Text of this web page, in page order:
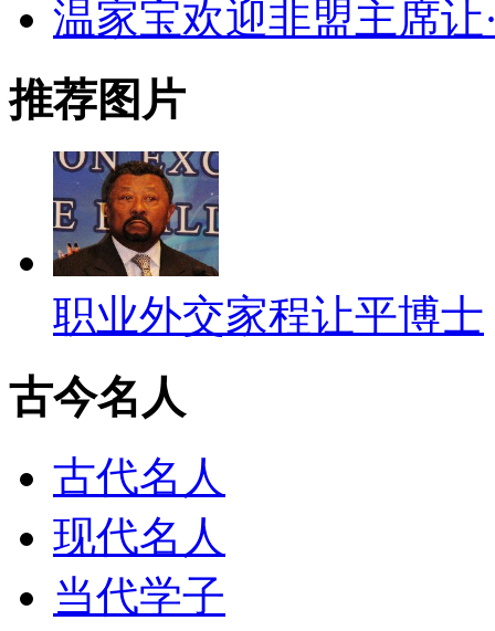
温家宝欢迎非盟主席让
推荐图片
职业外交家程让平博士
古今名人
古代名人
现代名人
当代学子